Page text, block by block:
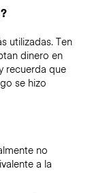
utilizadas. Ten
dinero en
recuerda que
se hizo
no
a la